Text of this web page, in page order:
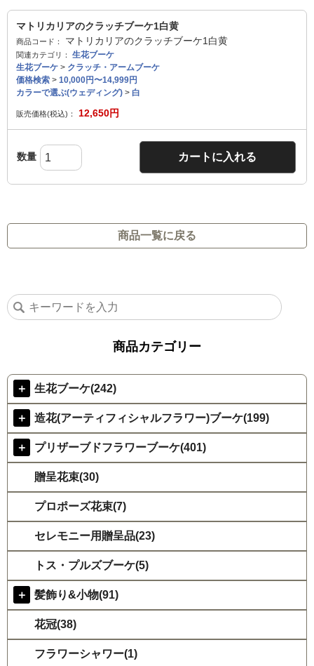
マトリカリアのクラッチブーケ1白黄
商品コード： マトリカリアのクラッチブーケ1白黄
関連カテゴリ：
生花ブーケ
生花ブーケ > クラッチ・アームブーケ
価格検索 > 10,000円〜14,999円
カラーで選ぶ(ウェディング) > 白
販売価格(税込)： 12,650円
数量 カートに入れる
商品一覧に戻る
商品カテゴリー
＋ 生花ブーケ(242)
＋ 造花(アーティフィシャルフラワー)ブーケ(199)
＋ プリザーブドフラワーブーケ(401)
贈呈花束(30)
プロポーズ花束(7)
セレモニー用贈呈品(23)
トス・プルズブーケ(5)
＋ 髪飾り&小物(91)
花冠(38)
フラワーシャワー(1)